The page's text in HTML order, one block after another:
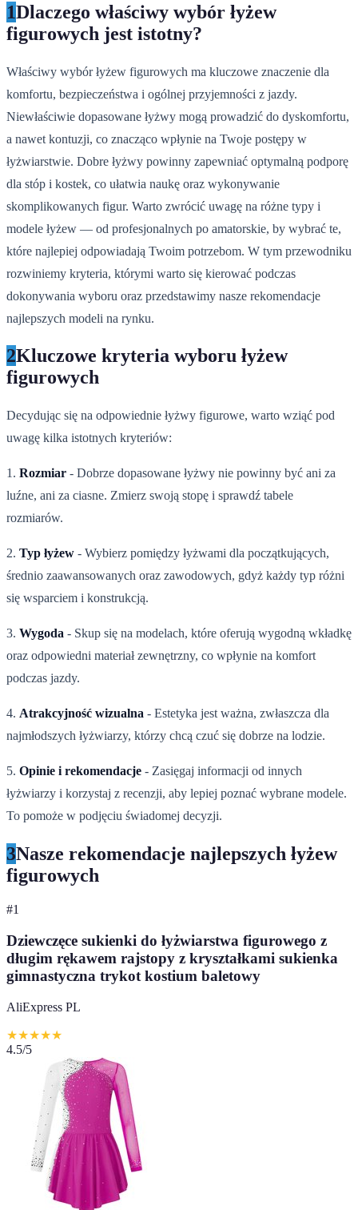
1Dlaczego właściwy wybór łyżew
figurowych jest istotny?
Właściwy wybór łyżew figurowych ma kluczowe znaczenie dla
komfortu, bezpieczeństwa i ogólnej przyjemności z jazdy.
Niewłaściwie dopasowane łyżwy mogą prowadzić do dyskomfortu,
a nawet kontuzji, co znacząco wpłynie na Twoje postępy w
łyżwiarstwie. Dobre łyżwy powinny zapewniać optymalną podporę
dla stóp i kostek, co ułatwia naukę oraz wykonywanie
skomplikowanych figur. Warto zwrócić uwagę na różne typy i
modele łyżew — od profesjonalnych po amatorskie, by wybrać te,
które najlepiej odpowiadają Twoim potrzebom. W tym przewodniku
rozwiniemy kryteria, którymi warto się kierować podczas
dokonywania wyboru oraz przedstawimy nasze rekomendacje
najlepszych modeli na rynku.
2Kluczowe kryteria wyboru łyżew
figurowych
Decydując się na odpowiednie łyżwy figurowe, warto wziąć pod
uwagę kilka istotnych kryteriów:
1. Rozmiar - Dobrze dopasowane łyżwy nie powinny być ani za
luźne, ani za ciasne. Zmierz swoją stopę i sprawdź tabele
rozmiarów.
2. Typ łyżew - Wybierz pomiędzy łyżwami dla początkujących,
średnio zaawansowanych oraz zawodowych, gdyż każdy typ różni
się wsparciem i konstrukcją.
3. Wygoda - Skup się na modelach, które oferują wygodną wkładkę
oraz odpowiedni materiał zewnętrzny, co wpłynie na komfort
podczas jazdy.
4. Atrakcyjność wizualna - Estetyka jest ważna, zwłaszcza dla
najmłodszych łyżwiarzy, którzy chcą czuć się dobrze na lodzie.
5. Opinie i rekomendacje - Zasięgaj informacji od innych
łyżwiarzy i korzystaj z recenzji, aby lepiej poznać wybrane modele.
To pomoże w podjęciu świadomej decyzji.
3Nasze rekomendacje najlepszych łyżew
figurowych
#1
Dziewczęce sukienki do łyżwiarstwa figurowego z
długim rękawem rajstopy z kryształkami sukienka
gimnastyczna trykot kostium baletowy
AliExpress PL
★★★★★
4.5/5